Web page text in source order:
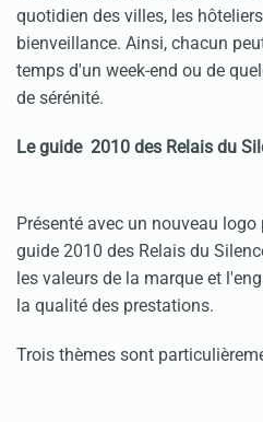
quotidien des villes, les
bienveillance. Ainsi, chacun
temps d'un week-end ou de
de sérénité.
Le guide 2010 des Relais
Présenté avec un nouveau logo
guide 2010 des Relais du
les valeurs de la marque et
la qualité des prestations.
Trois thèmes sont